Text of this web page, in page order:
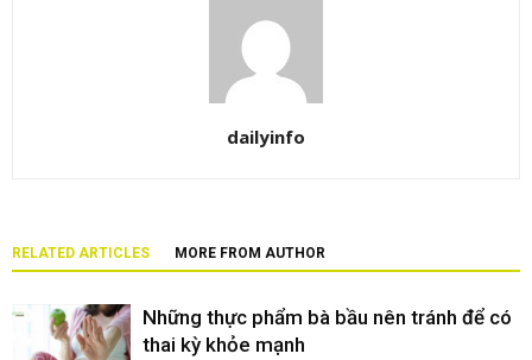
dailyinfo
RELATED ARTICLES MORE FROM AUTHOR
Những thực phẩm bà bầu nên tránh để có
thai kỳ khỏe mạnh